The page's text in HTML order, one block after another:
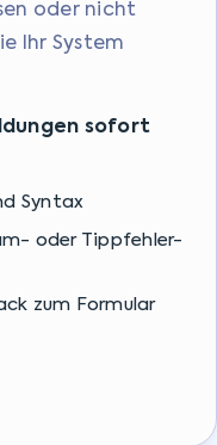
oder nicht
Ihr System
sofort
Syntax
oder Tippfehler-
zum Formular